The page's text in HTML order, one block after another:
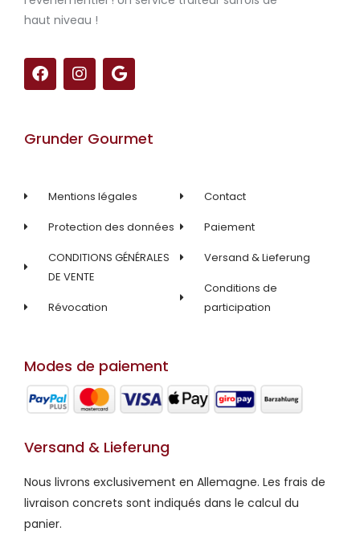
haut niveau !
F
a
c
o
I
n
s
g
m
G
o
o
e
Grunder Gourmet
Mentions légales
Protection des données
CONDITIONS GÉNÉRALES
DE VENTE
Révocation
Contact
Paiement
Versand & Lieferung
Conditions de
participation
Modes de paiement
Versand & Lieferung
Nous livrons exclusivement en Allemagne. Les frais de
livraison concrets sont indiqués dans le calcul du
panier.